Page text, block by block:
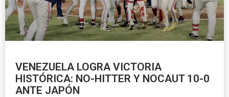
VENEZUELA LOGRA VICTORIA
HISTÓRICA: NO-HITTER Y NOCAUT 10-0
ANTE JAPÓN